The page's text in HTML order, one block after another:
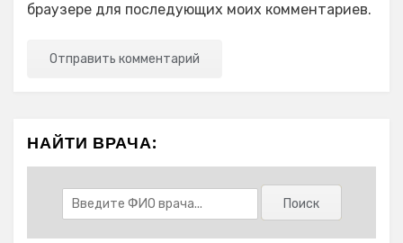
браузере для последующих моих комментариев.
НАЙТИ ВРАЧА: